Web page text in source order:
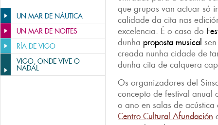
UN MAR DE NÁUTICA
UN MAR DE NOITES
RÍA DE VIGO
VIGO, ONDE VIVE O
NADAL
que grupos van actuar só
calidade da cita nas
excelencia. É o caso do
dunha proposta musical
creada nunha cidade de
dunha cita de calquera
Os organizadores del
concepto de festival anual
o ano en salas de
Centro Cultural Afundación